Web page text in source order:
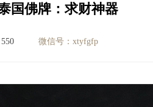
国佛牌：求财神器
微信号：xtyfgfp